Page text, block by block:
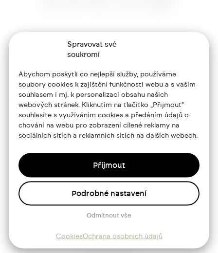
Spravovat své
soukromí
Abychom poskytli co nejlepší služby, používáme
soubory cookies k zajištění funkčnosti webu a s vaším
souhlasem i mj. k personalizaci obsahu našich
webových stránek. Kliknutím na tlačítko „Přijmout“
souhlasíte s využíváním cookies a předáním údajů o
chování na webu pro zobrazení cílené reklamy na
sociálních sítích a reklamních sítích na dalších webech.
Přijmout
Odmítnout vše
Podrobné nastavení
CookiesOchrana osobních údajů
O mně
Služby
Blog
Kontakt
+420 773 986 416
jtdesign@joseftrakal.cz